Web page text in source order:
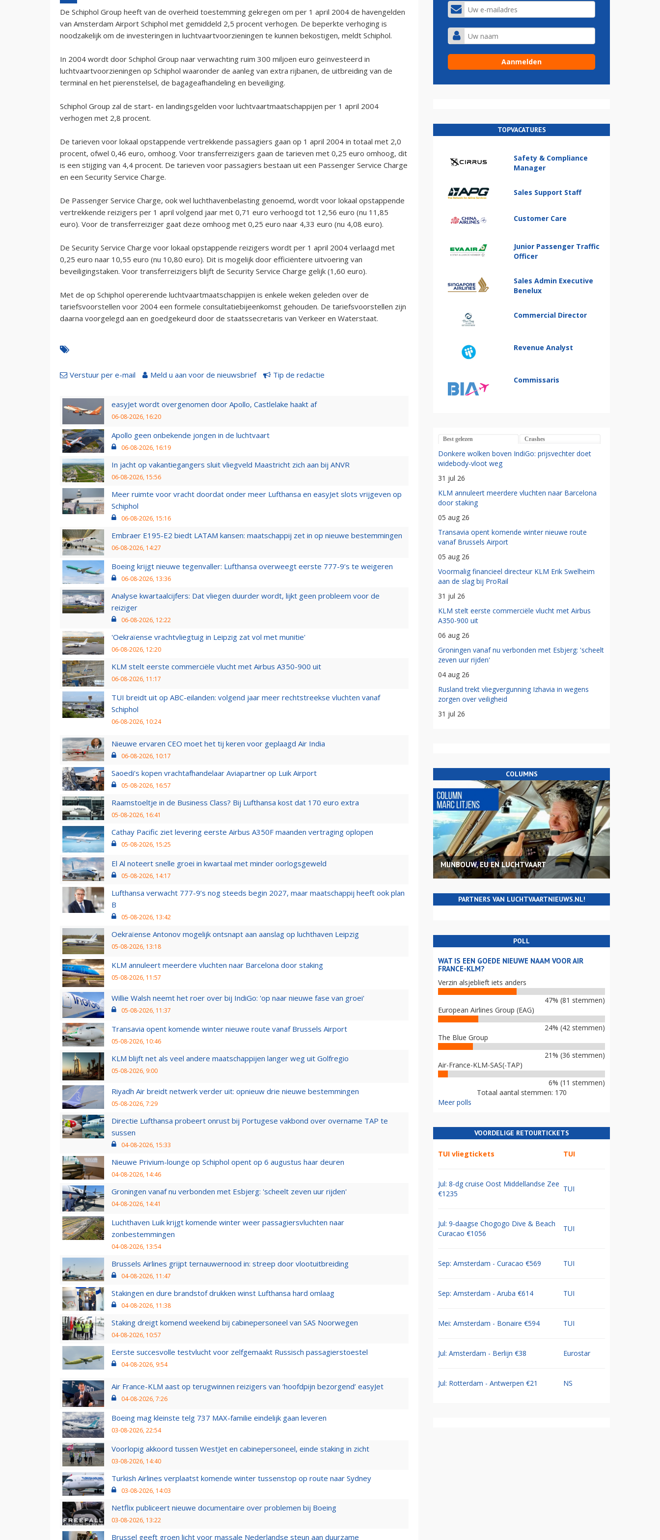
De Schiphol Group heeft van de overheid toestemming gekregen om per 1 april 2004 de havengelden
van Amsterdam Airport Schiphol met gemiddeld 2,5 procent verhogen. De beperkte verhoging is
noodzakelijk om de investeringen in luchtvaartvoorzieningen te kunnen bekostigen, meldt Schiphol.
In 2004 wordt door Schiphol Group naar verwachting ruim 300 miljoen euro geïnvesteerd in
luchtvaartvoorzieningen op Schiphol waaronder de aanleg van extra rijbanen, de uitbreiding van de
terminal en het pierenstelsel, de bagageafhandeling en beveiliging.
Schiphol Group zal de start- en landingsgelden voor luchtvaartmaatschappijen per 1 april 2004
verhogen met 2,8 procent.
De tarieven voor lokaal opstappende vertrekkende passagiers gaan op 1 april 2004 in totaal met 2,0
procent, ofwel 0,46 euro, omhoog. Voor transferreizigers gaan de tarieven met 0,25 euro omhoog, dit
is een stijging van 4,4 procent. De tarieven voor passagiers bestaan uit een Passenger Service Charge
en een Security Service Charge.
De Passenger Service Charge, ook wel luchthavenbelasting genoemd, wordt voor lokaal opstappende
vertrekkende reizigers per 1 april volgend jaar met 0,71 euro verhoogd tot 12,56 euro (nu 11,85
euro). Voor de transferreiziger gaat deze omhoog met 0,25 euro naar 4,33 euro (nu 4,08 euro).
De Security Service Charge voor lokaal opstappende reizigers wordt per 1 april 2004 verlaagd met
0,25 euro naar 10,55 euro (nu 10,80 euro). Dit is mogelijk door efficiëntere uitvoering van
beveiligingstaken. Voor transferreizigers blijft de Security Service Charge gelijk (1,60 euro).
Met de op Schiphol opererende luchtvaartmaatschappijen is enkele weken geleden over de
tariefsvoorstellen voor 2004 een formele consultatiebijeenkomst gehouden. De tariefsvoorstellen zijn
daarna voorgelegd aan en goedgekeurd door de staatssecretaris van Verkeer en Waterstaat.
Verstuur per e-mail Meld u aan voor de nieuwsbrief Tip de redactie
easyJet wordt overgenomen door Apollo, Castlelake haakt af
06-08-2026, 16:20
Apollo geen onbekende jongen in de luchtvaart
06-08-2026, 16:19
In jacht op vakantiegangers sluit vliegveld Maastricht zich aan bij ANVR
06-08-2026, 15:56
Meer ruimte voor vracht doordat onder meer Lufthansa en easyJet slots vrijgeven op
Schiphol
06-08-2026, 15:16
Embraer E195-E2 biedt LATAM kansen: maatschappij zet in op nieuwe bestemmingen
06-08-2026, 14:27
Boeing krijgt nieuwe tegenvaller: Lufthansa overweegt eerste 777-9’s te weigeren
06-08-2026, 13:36
Analyse kwartaalcijfers: Dat vliegen duurder wordt, lijkt geen probleem voor de
reiziger
06-08-2026, 12:22
'Oekraïense vrachtvliegtuig in Leipzig zat vol met munitie'
06-08-2026, 12:20
KLM stelt eerste commerciële vlucht met Airbus A350-900 uit
06-08-2026, 11:17
TUI breidt uit op ABC-eilanden: volgend jaar meer rechtstreekse vluchten vanaf
Schiphol
06-08-2026, 10:24
Nieuwe ervaren CEO moet het tij keren voor geplaagd Air India
06-08-2026, 10:17
Saoedi’s kopen vrachtafhandelaar Aviapartner op Luik Airport
05-08-2026, 16:57
Raamstoeltje in de Business Class? Bij Lufthansa kost dat 170 euro extra
05-08-2026, 16:41
Cathay Pacific ziet levering eerste Airbus A350F maanden vertraging oplopen
05-08-2026, 15:25
El Al noteert snelle groei in kwartaal met minder oorlogsgeweld
05-08-2026, 14:17
Lufthansa verwacht 777-9’s nog steeds begin 2027, maar maatschappij heeft ook plan
B
05-08-2026, 13:42
Oekraïense Antonov mogelijk ontsnapt aan aanslag op luchthaven Leipzig
05-08-2026, 13:18
KLM annuleert meerdere vluchten naar Barcelona door staking
05-08-2026, 11:57
Willie Walsh neemt het roer over bij IndiGo: 'op naar nieuwe fase van groei'
05-08-2026, 11:37
Transavia opent komende winter nieuwe route vanaf Brussels Airport
05-08-2026, 10:46
KLM blijft net als veel andere maatschappijen langer weg uit Golfregio
05-08-2026, 9:00
Riyadh Air breidt netwerk verder uit: opnieuw drie nieuwe bestemmingen
05-08-2026, 7:29
Directie Lufthansa probeert onrust bij Portugese vakbond over overname TAP te
sussen
04-08-2026, 15:33
Nieuwe Privium-lounge op Schiphol opent op 6 augustus haar deuren
04-08-2026, 14:46
Groningen vanaf nu verbonden met Esbjerg: 'scheelt zeven uur rijden'
04-08-2026, 14:41
Luchthaven Luik krijgt komende winter weer passagiersvluchten naar
zonbestemmingen
04-08-2026, 13:54
Brussels Airlines grijpt ternauwernood in: streep door vlootuitbreiding
04-08-2026, 11:47
Stakingen en dure brandstof drukken winst Lufthansa hard omlaag
04-08-2026, 11:38
Staking dreigt komend weekend bij cabinepersoneel van SAS Noorwegen
04-08-2026, 10:57
Eerste succesvolle testvlucht voor zelfgemaakt Russisch passagierstoestel
04-08-2026, 9:54
Air France-KLM aast op terugwinnen reizigers van ‘hoofdpijn bezorgend’ easyJet
04-08-2026, 7:26
Boeing mag kleinste telg 737 MAX-familie eindelijk gaan leveren
03-08-2026, 22:54
Voorlopig akkoord tussen WestJet en cabinepersoneel, einde staking in zicht
03-08-2026, 14:40
Turkish Airlines verplaatst komende winter tussenstop op route naar Sydney
03-08-2026, 14:03
Netflix publiceert nieuwe documentaire over problemen bij Boeing
03-08-2026, 13:22
Brussel geeft groen licht voor massale Nederlandse steun aan duurzame
TOPVACATURES
Safety & Compliance
Manager
Sales Support Staff
Customer Care
Junior Passenger Traffic
Officer
Sales Admin Executive
Benelux
Commercial Director
Revenue Analyst
Commissaris
Best gelezen Crashes
Donkere wolken boven IndiGo: prijsvechter doet
widebody-vloot weg
31 jul 26
KLM annuleert meerdere vluchten naar Barcelona
door staking
05 aug 26
Transavia opent komende winter nieuwe route
vanaf Brussels Airport
05 aug 26
Voormalig financieel directeur KLM Erik Swelheim
aan de slag bij ProRail
31 jul 26
KLM stelt eerste commerciële vlucht met Airbus
A350-900 uit
06 aug 26
Groningen vanaf nu verbonden met Esbjerg: 'scheelt
zeven uur rijden'
04 aug 26
Rusland trekt vliegvergunning Izhavia in wegens
zorgen over veiligheid
31 jul 26
COLUMNS
MIJNBOUW, EU EN LUCHTVAART
PARTNERS VAN LUCHTVAARTNIEUWS.NL!
POLL
WAT IS EEN GOEDE NIEUWE NAAM VOOR AIR
FRANCE-KLM?
Verzin alsjeblieft iets anders
47% (81 stemmen)
European Airlines Group (EAG)
24% (42 stemmen)
The Blue Group
21% (36 stemmen)
Air-France-KLM-SAS(-TAP)
6% (11 stemmen)
Totaal aantal stemmen: 170
Meer polls
VOORDELIGE RETOURTICKETS
TUI vliegtickets TUI
Jul: 8-dg cruise Oost Middellandse Zee
€1235
TUI
Jul: 9-daagse Chogogo Dive & Beach
Curacao €1056
TUI
Sep: Amsterdam - Curacao €569 TUI
Sep: Amsterdam - Aruba €614 TUI
Mei: Amsterdam - Bonaire €594 TUI
Jul: Amsterdam - Berlijn €38 Eurostar
Jul: Rotterdam - Antwerpen €21 NS